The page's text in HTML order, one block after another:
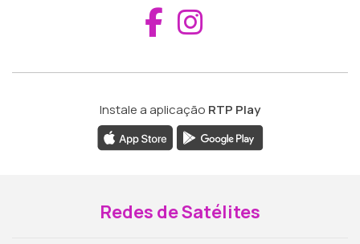
Aceder ao
Instale a aplicação RTP Play
Redes de Satélites